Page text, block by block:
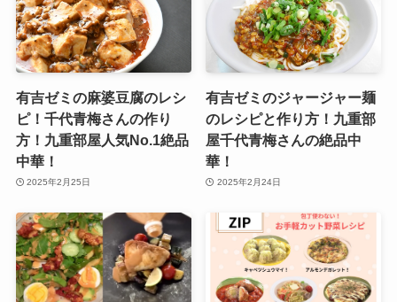
有吉ゼミの麻婆豆腐のレシ
ピ！千代青梅さんの作り
方！九重部屋人気No.1絶品
中華！
2025年2月25日
有吉ゼミのジャージャー麺
のレシピと作り方！九重部
屋千代青梅さんの絶品中
華！
2025年2月24日